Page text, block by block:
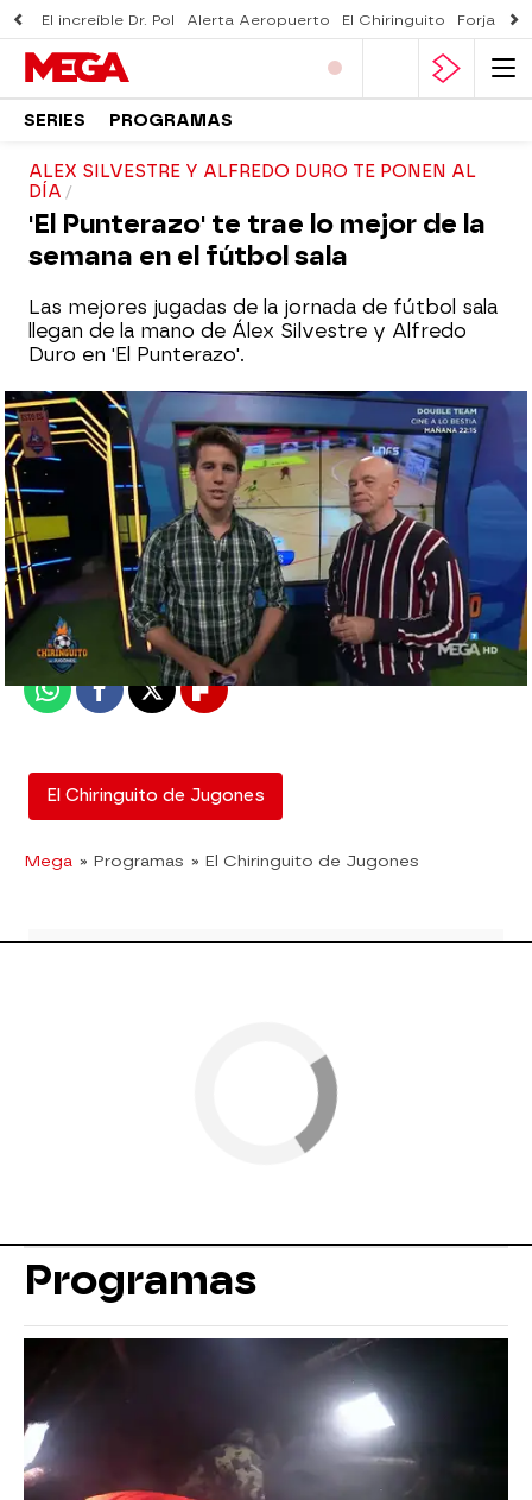
El increíble Dr. Pol Alerta Aeropuerto El Chiringuito Forjado
SERIES PROGRAMAS
ALEX SILVESTRE Y ALFREDO DURO TE PONEN AL
DÍA
'El Punterazo' te trae lo mejor de la
semana en el fútbol sala
Las mejores jugadas de la jornada de fútbol sala
llegan de la mano de Álex Silvestre y Alfredo
Duro en 'El Punterazo'.
El Chiringuito
Madrid
Publicado:15 de mayo de 2019, 02:45
WhatsappFacebook
X Flipboard
El Chiringuito de Jugones
Mega » Programas » El Chiringuito de Jugones
Programas